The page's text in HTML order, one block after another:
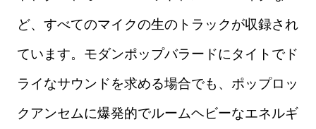
ど、すべてのマイクの生のトラックが収録され
ています。モダンポップバラードにタイトでド
ライなサウンドを求める場合でも、ポップロッ
クアンセムに爆発的でルームヘビーなエネルギ